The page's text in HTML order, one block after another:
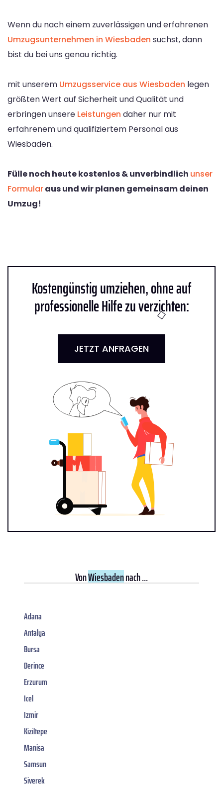
Wenn du nach einem zuverlässigen und erfahrenen
Umzugsunternehmen in Wiesbaden suchst, dann
bist du bei uns genau richtig.
mit unserem Umzugsservice aus Wiesbaden legen
größten Wert auf Sicherheit und Qualität und
erbringen unsere Leistungen daher nur mit
erfahrenem und qualifiziertem Personal aus
Wiesbaden.
Fülle noch heute kostenlos & unverbindlich unser
Formularaus und wir planen gemeinsam deinen
Umzug!
Kostengünstig umziehen, ohne auf
professionelle Hilfe zu verzichten:
JETZT ANFRAGEN
VonWiesbadennach ...
Adana
Antalya
Bursa
Derince
Erzurum
Icel
Izmir
Kiziltepe
Manisa
Samsun
Siverek